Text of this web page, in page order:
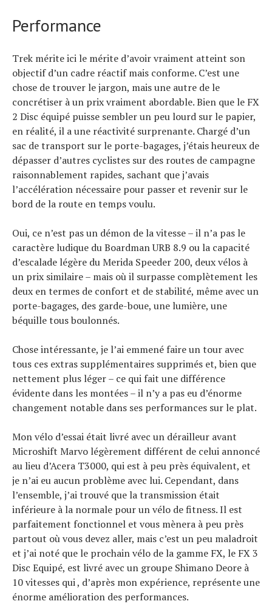
Performance
Trek mérite ici le mérite d’avoir vraiment atteint son
objectif d’un cadre réactif mais conforme. C’est une
chose de trouver le jargon, mais une autre de le
concrétiser à un prix vraiment abordable. Bien que le FX
2 Disc équipé puisse sembler un peu lourd sur le papier,
en réalité, il a une réactivité surprenante. Chargé d’un
sac de transport sur le porte-bagages, j’étais heureux de
dépasser d’autres cyclistes sur des routes de campagne
raisonnablement rapides, sachant que j’avais
l’accélération nécessaire pour passer et revenir sur le
bord de la route en temps voulu.
Oui, ce n’est pas un démon de la vitesse – il n’a pas le
caractère ludique du Boardman URB 8.9 ou la capacité
d’escalade légère du Merida Speeder 200, deux vélos à
un prix similaire – mais où il surpasse complètement les
deux en termes de confort et de stabilité, même avec un
porte-bagages, des garde-boue, une lumière, une
béquille tous boulonnés.
Chose intéressante, je l’ai emmené faire un tour avec
tous ces extras supplémentaires supprimés et, bien que
nettement plus léger – ce qui fait une différence
évidente dans les montées – il n’y a pas eu d’énorme
changement notable dans ses performances sur le plat.
Mon vélo d’essai était livré avec un dérailleur avant
Microshift Marvo légèrement différent de celui annoncé
au lieu d’Acera T3000, qui est à peu près équivalent, et
je n’ai eu aucun problème avec lui. Cependant, dans
l’ensemble, j’ai trouvé que la transmission était
inférieure à la normale pour un vélo de fitness. Il est
parfaitement fonctionnel et vous mènera à peu près
partout où vous devez aller, mais c’est un peu maladroit
et j’ai noté que le prochain vélo de la gamme FX, le FX 3
Disc Equipé, est livré avec un groupe Shimano Deore à
10 vitesses qui , d’après mon expérience, représente une
énorme amélioration des performances.